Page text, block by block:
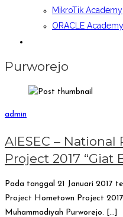
MikroTik Academy
ORACLE Academy
Purworejo
admin
AIESEC –
Project 2017 “Giat
Pada tanggal 21 Januari 2017
Project Hometown Project
Muhammadiyah Purworejo. […]